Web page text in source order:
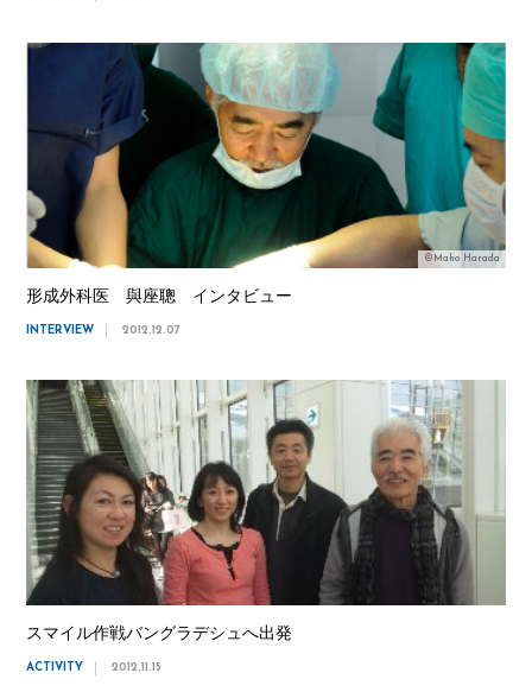
©Maho Harada
形成外科医 與座聰 インタビュー
INTERVIEW 2012.12.07
スマイル作戦バングラデシュへ出発
ACTIVITY 2012.11.15